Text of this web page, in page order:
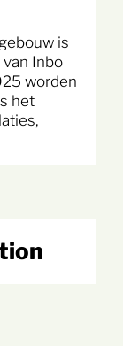
is
Inbo
worden
het